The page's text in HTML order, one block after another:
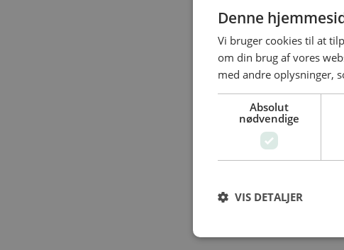
Denne
Vi bruger cookies til at
om din brug af vores
med andre oplysninger,
Absolut
nødvendige
VIS DETALJER